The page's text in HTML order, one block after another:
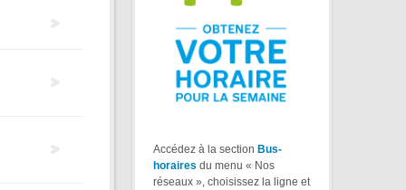
Accédez à la section Bus-
horaires du menu « Nos
réseaux », choisissez la ligne et